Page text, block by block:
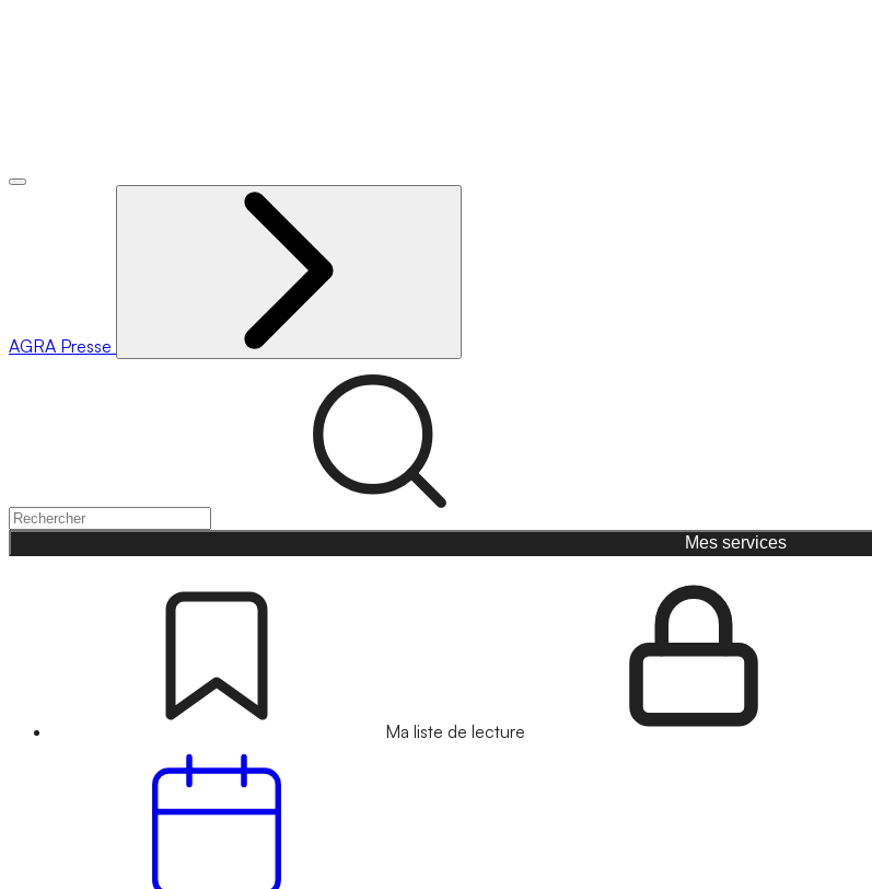
AGRA Presse
Mes services
Ma liste de lecture